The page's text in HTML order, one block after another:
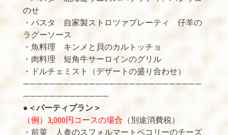
のせ
・パスタ 自家製ストロツァプレーティ 仔羊の
ラグーソース
・魚料理 キンメと貝のカルトッチョ
・肉料理 短角牛サーロインのグリル
・ドルチェミスト（デザートの盛り合わせ）
———————————————————————————
—————————————
● ＜パーティプラン＞
（例）3,000円コースの場合 （別途消費税）
・前菜 人参のスフォルマートペコリーのチーズ